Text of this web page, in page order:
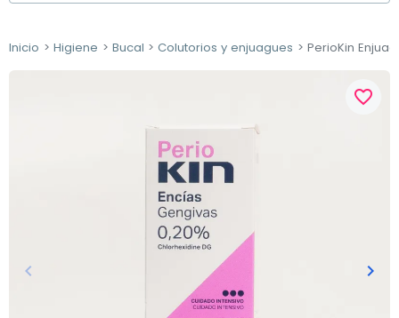
Inicio Higiene Bucal Colutorios y enjuagues PerioKin
Anterior
keyboard_arrow_left keyboard_arrow_right
favorite_border